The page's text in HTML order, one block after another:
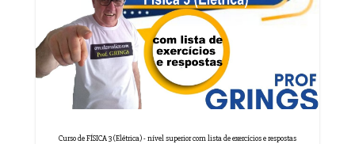
Curso de FÍSICA 3 (Elétrica) - nível superior com lista de exercícios e respostas